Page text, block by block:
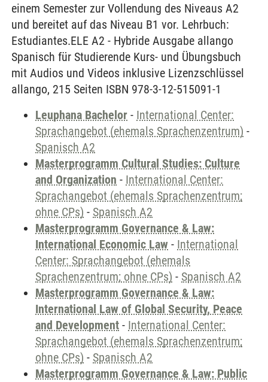
einem Semester zur Vollendung des Niveaus A2
und bereitet auf das Niveau B1 vor. Lehrbuch:
Estudiantes.ELE A2 - Hybride Ausgabe allango
Spanisch für Studierende Kurs- und Übungsbuch
mit Audios und Videos inklusive Lizenzschlüssel
allango, 215 Seiten ISBN 978-3-12-515091-1
Leuphana Bachelor - International Center:
Sprachangebot (ehemals Sprachenzentrum) -
Spanisch A2
Masterprogramm Cultural Studies: Culture
and Organization - International Center:
Sprachangebot (ehemals Sprachenzentrum;
ohne CPs) - Spanisch A2
Masterprogramm Governance & Law:
International Economic Law - International
Center: Sprachangebot (ehemals
Sprachenzentrum; ohne CPs) - Spanisch A2
Masterprogramm Governance & Law:
International Law of Global Security, Peace
and Development - International Center:
Sprachangebot (ehemals Sprachenzentrum;
ohne CPs) - Spanisch A2
Masterprogramm Governance & Law: Public